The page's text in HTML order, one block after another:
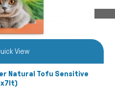
View
Natural Tofu Sensitive